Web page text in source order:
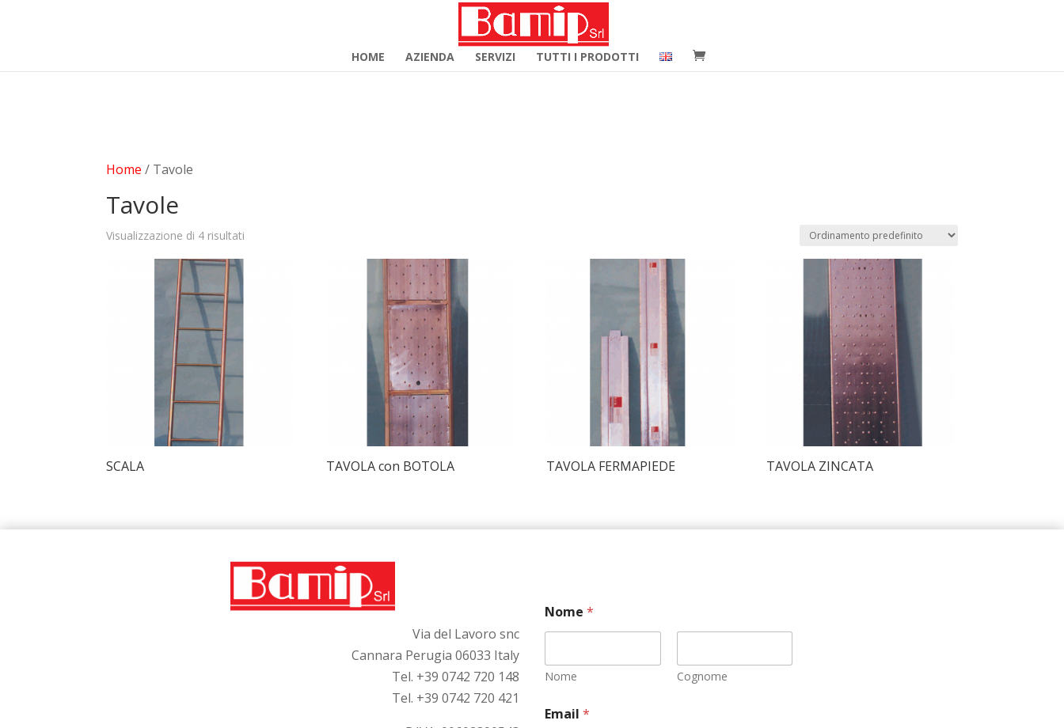
add_filter( 'woocommerce_subcategory_count_html', 'woocommerce_hide_category_count' ); function woocommerce_hide_category_count() { // lasciare la funzione vuota in modo
HOME AZIENDA SERVIZI TUTTI I PRODOTTI
Home / Tavole
Tavole
Visualizzazione di 4 risultati
SCALA TAVOLA con BOTOLA TAVOLA FERMAPIEDE TAVOLA ZINCATA
Via del Lavoro snc
Cannara Perugia 06033 Italy
Tel. +39 0742 720 148
Tel. +39 0742 720 421
Nome*
Nome Cognome
Email*